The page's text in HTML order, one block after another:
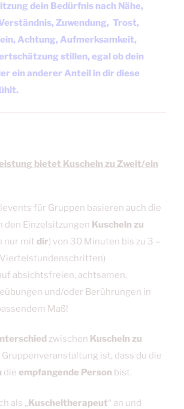
dein Bedürfnis nach Nähe,
Zuwendung, Trost,
Achtung, Aufmerksamkeit,
stillen, egal ob dein
ein anderer Anteil in dir diese
bietet Kuscheln zu Zweit/ein
für Gruppen basieren auch die
den Einzelsitzungen Kuscheln zu
nur mit dir) von 30 Minuten bis zu 3 –
absichtsfreien, achtsamen,
und/oder Berührungen in
Maß!
zwischen Kuscheln zu
ist, dass du die
die empfangende Person bist.
als „Kuscheltherapeut“ an und